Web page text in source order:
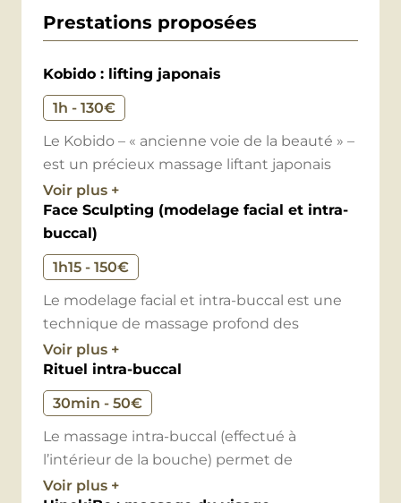
Prestations proposées
Kobido : lifting japonais
1h - 130€
Le Kobido – « ancienne voie de la beauté » –
est un précieux massage liftant japonais
pratiqué essentiellement sur le visage.
Le Kobido est une technique ancestrale qui
utilise des mouvements spécifiques pour
stimuler les muscles du visage, favoriser la
circulation sanguine et lymphatique, ainsi
que pour détendre les tensions et le stress
accumulés dans la peau et les muscles.
Cette méthode de massage facial est très
populaire pour ses nombreux bienfaits sur
la peau et son effet anti-âge.
Formée par Alexandre Tang, élève direct du
Docteur Shogo Mochizuki, Rachida utilise
Voir plus +
Face Sculpting (modelage facial et intra-
buccal)
1h15 - 150€
Le modelage facial et intra-buccal est une
technique de massage profond des
muscles du visage. Ce massage agit en
relaxant et en tonifiant profondément les
muscles et permet ainsi de lisser la peau. Le
soin donne des effets prolongés sur le
visage, le cou et le décolleté. C’est un lifting
sculptant, qui dessine et tonifie l’ovale du
visage, stimule la production de collagène
Voir plus +
Rituel intra-buccal
30min - 50€
Le massage intra-buccal (effectué à
l’intérieur de la bouche) permet de
renforcer et tonifier les muscles
Voir plus +